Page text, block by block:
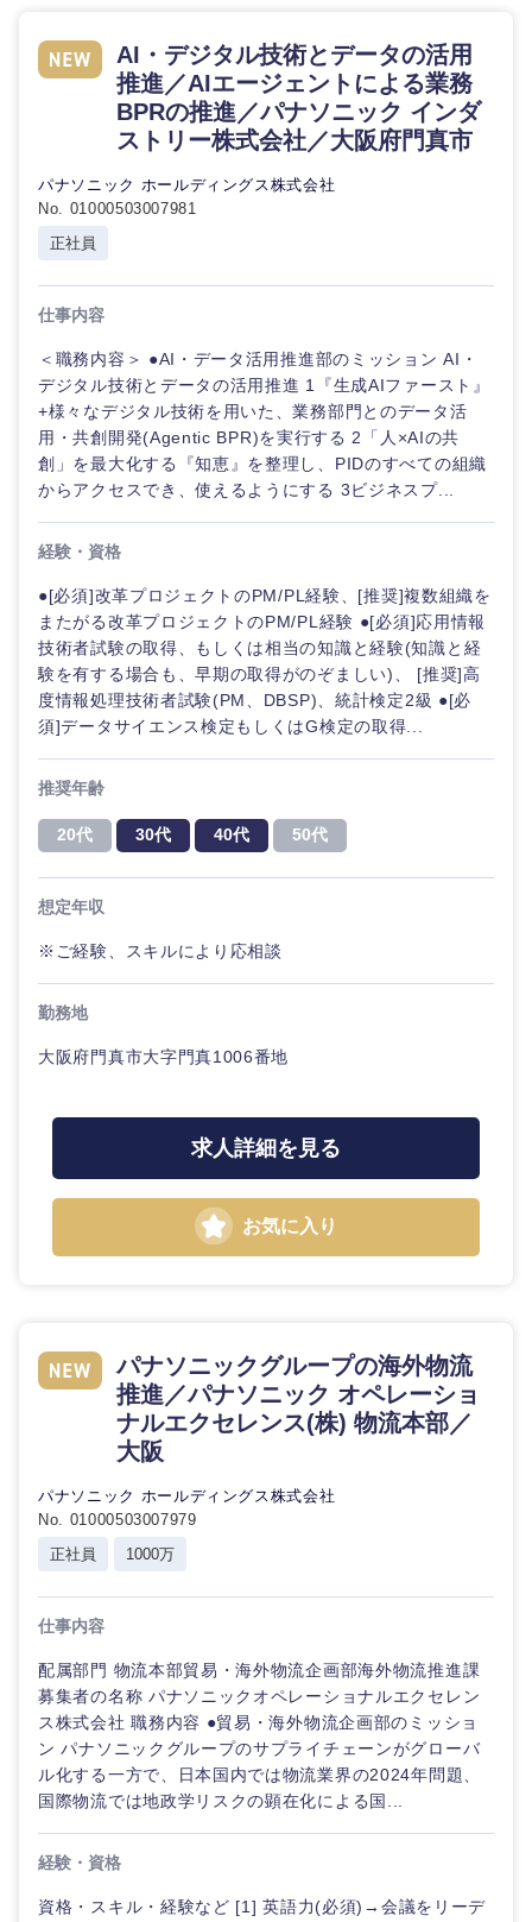
AI・デジタル技術とデータの活用
推進／AIエージェントによる業務
BPRの推進／パナソニック インダ
ストリー株式会社／大阪府門真市
パナソニック ホールディングス株式会社
No. 01000503007981
正社員
仕事内容
＜職務内容＞ ●AI・データ活用推進部のミッション AI・
デジタル技術とデータの活用推進 1『生成AIファースト』
+様々なデジタル技術を用いた、業務部門とのデータ活
用・共創開発(Agentic BPR)を実行する 2「人×AIの共
創」を最大化する『知恵』を整理し、PIDのすべての組織
からアクセスでき、使えるようにする 3ビジネスプ...
経験・資格
●[必須]改革プロジェクトのPM/PL経験、[推奨]複数組織を
またがる改革プロジェクトのPM/PL経験 ●[必須]応用情報
技術者試験の取得、もしくは相当の知識と経験(知識と経
験を有する場合も、早期の取得がのぞましい)、 [推奨]高
度情報処理技術者試験(PM、DBSP)、統計検定2級 ●[必
須]データサイエンス検定もしくはG検定の取得...
推奨年齢
20代 30代 40代 50代
想定年収
※ご経験、スキルにより応相談
勤務地
大阪府門真市大字門真1006番地
求人詳細を見る
お気に入り
パナソニックグループの海外物流
推進／パナソニック オペレーショ
ナルエクセレンス(株) 物流本部／
大阪
パナソニック ホールディングス株式会社
No. 01000503007979
正社員
1000万
仕事内容
配属部門 物流本部貿易・海外物流企画部海外物流推進課
募集者の名称 パナソニックオペレーショナルエクセレン
ス株式会社 職務内容 ●貿易・海外物流企画部のミッショ
ン パナソニックグループのサプライチェーンがグローバ
ル化する一方で、日本国内では物流業界の2024年問題、
国際物流では地政学リスクの顕在化による国...
経験・資格
資格・スキル・経験など [1] 英語力(必須)→会議をリーデ